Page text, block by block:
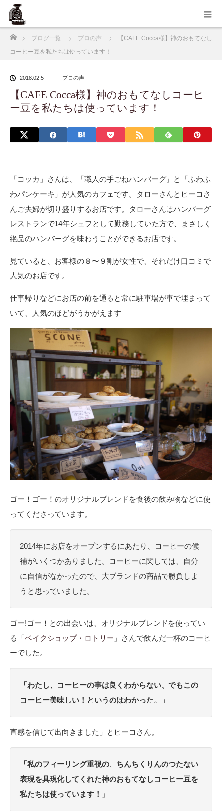
ブログ一覧 プロの声
【CAFE Cocca様】神のおもてなし
コーヒー豆を私たちは使っています！
2018.02.5 プロの声
【CAFE Cocca様】神のおもてなしコーヒ
ー豆を私たちは使っています！
「コッカ」さんは、「職人の手ごねハンバーグ」と「ふわふ
わパンケーキ」が人気のカフェです。タローさんとヒーコさ
んご夫婦が切り盛りするお店です。
タローさんはハンバーグ
レストランで14年シェフとして勤務していた方で、まさしく
絶品のハンバーグを味わうことができるお店です。
見ていると、お客様の８〜９割が女性で、それだけ口コミで
人気のお店です。
仕事帰りなどにお店の前を通ると常に駐車場が車で埋まって
いて、人気のほどがうかがえます
ゴー！ゴー！のオリジナルブレンドを食後の飲み物などに使
ってくださっています。
2014年にお店をオープンするにあたり、コーヒーの候
補がいくつかありました。コーヒーに関しては、自分
に自信がなかったので、大ブランドの商品で勝負しよ
うと思っていました。
ゴー!ゴー！との出会いは、オリジナルブレンドを使ってい
る
「ベイクショップ・ロトリー 」さんで飲んだ一杯のコーヒ
ーでした。
「わたし、コーヒーの事は良くわからない、でもこの
コーヒー美味しい！というのはわかった。」
直感を信じて出向きました」とヒーコさん。
「私のフィーリング重視の、ちんちくりんのつたない
表現を具現化してくれた神のおもてなしコーヒー豆を
私たちは使っています！」